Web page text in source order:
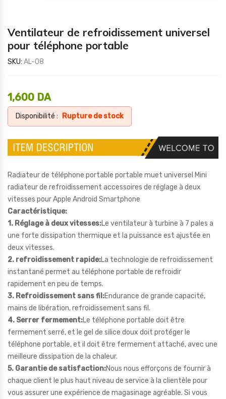
Ventilateur de refroidissement universel
pour téléphone portable
SKU: AL-08
1,600 DA
Disponibilité : Rupture de stock
Radiateur de téléphone portable portable muet universel Mini
radiateur de refroidissement accessoires de réglage à deux
vitesses pour Apple Android Smartphone
Caractéristique:
1. Réglage à deux vitesses:Le ventilateur à turbine à 7 pales a
une forte dissipation thermique et la puissance est ajustée en
deux vitesses.
2. refroidissement rapide:La technologie de refroidissement
instantané permet au téléphone portable de refroidir
rapidement en peu de temps.
3. Refroidissement sans fil:Endurance de grande capacité,
mains de libération, refroidissement sans fil.
4. Serrer fermement:Le téléphone portable doit être
fermement serré, et le gel de silice doux doit protéger le
téléphone portable, et il doit être fermement attaché, avec une
meilleure dissipation de la chaleur.
5. Garantie de satisfaction:Nous nous efforçons de fournir à
chaque client le plus haut niveau de service à la clientèle pour
vous assurer une expérience de magasinage agréable. Si vous